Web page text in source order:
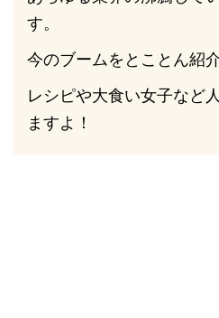
す。
今のブームをとことん紹介
レシピや大食い女子など
ますよ！